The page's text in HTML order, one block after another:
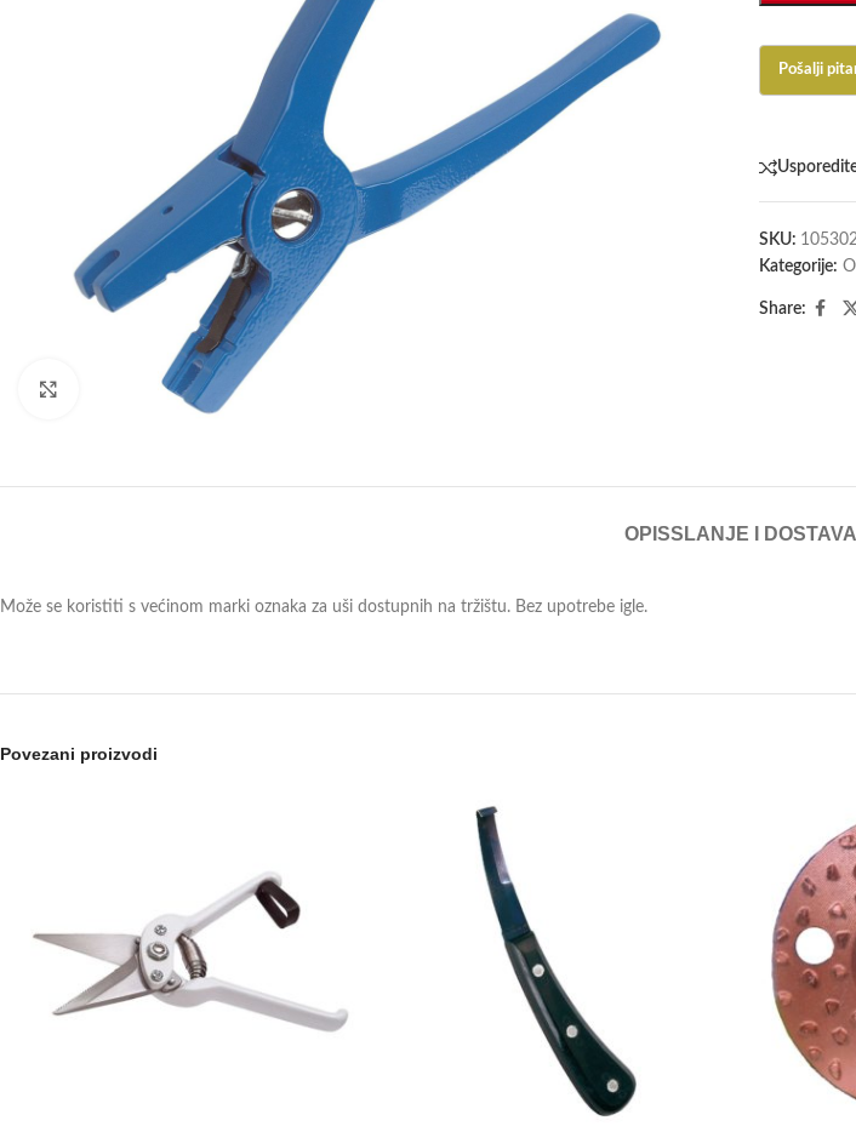
Click to enlarge
SKU:
Kategorije:
Share:
OPISSLANJE I DOSTAVA
Može se koristiti s većinom marki oznaka za uši dostupnih na tržištu. Bez upotrebe igle.
Povezani proizvodi